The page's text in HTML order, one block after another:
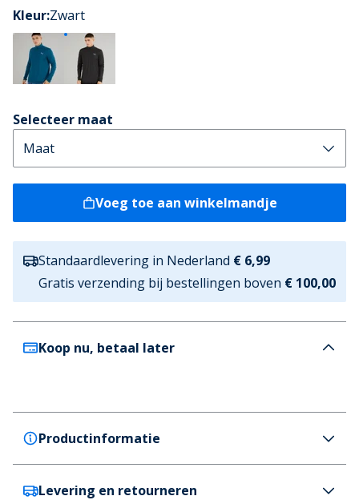
Kleur:Zwart
Selecteer maat
Voeg toe aan winkelmandje
Standaardlevering in Nederland € 6,99
Gratis verzending bij bestellingen boven € 100,00
Koop nu, betaal later
Productinformatie
Puma
Levering en retourneren